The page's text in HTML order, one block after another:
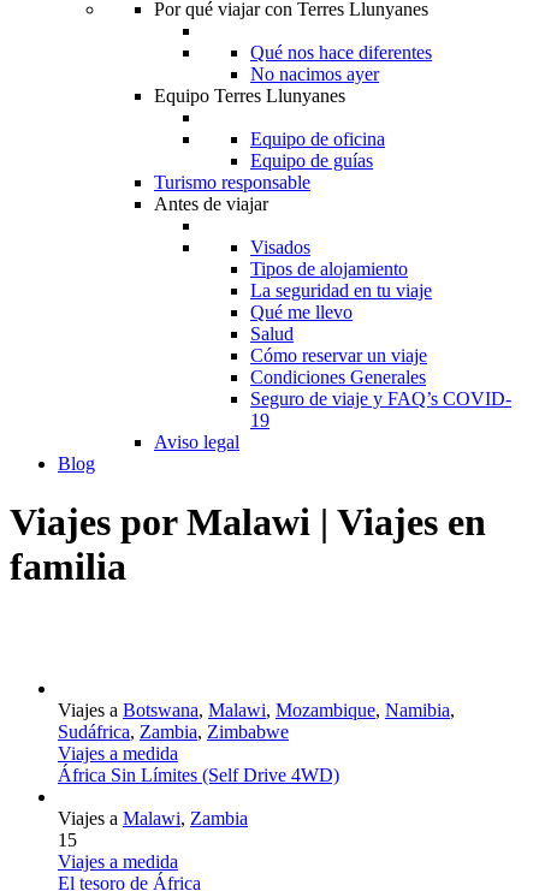
Por qué viajar con Terres Llunyanes
Qué nos hace diferentes
No nacimos ayer
Equipo Terres Llunyanes
Equipo de oficina
Equipo de guías
Turismo responsable
Antes de viajar
Visados
Tipos de alojamiento
La seguridad en tu viaje
Qué me llevo
Salud
Cómo reservar un viaje
Condiciones Generales
Seguro de viaje y FAQ’s COVID-
19
Aviso legal
Blog
Viajes por Malawi | Viajes en
familia
Viajes a Botswana, Malawi, Mozambique, Namibia,
Sudáfrica, Zambia, Zimbabwe
Viajes a medida
África Sin Límites (Self Drive 4WD)
Viajes a Malawi, Zambia
15
Viajes a medida
El tesoro de África